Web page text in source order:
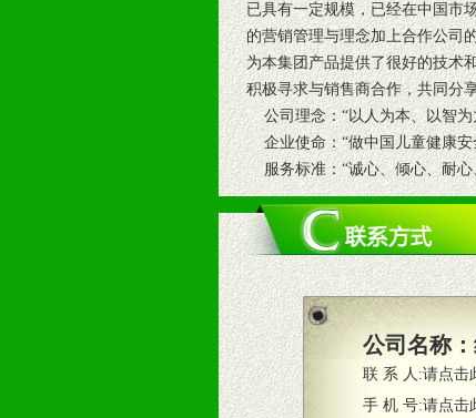
已具有一定规模，已经在中国市
的营销管理与理念加上合作公司
为本集团产品提供了很好的技术
积极寻求与销售商合作，共同分
公司理念：“以人为本、以智为
企业使命：“做中国儿童健康安
服务标准：“诚心、倾心、耐心
公司名称：
联 系 人:请点击
手 机 号:请点击